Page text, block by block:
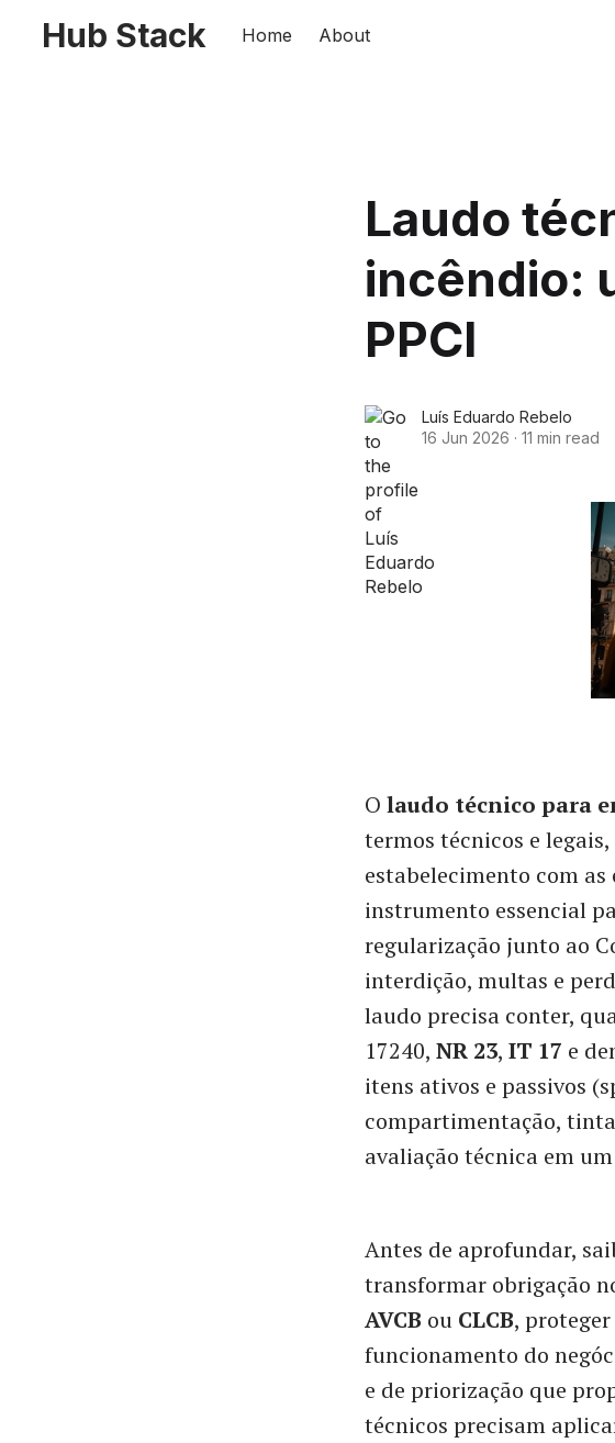
Hub Stack Home About
Laudo
incêndio:
PPCI
Luís Eduardo Rebelo
16 Jun 2026 · 11 min read
O laudo técnico para
termos técnicos e
estabelecimento com
instrumento essencial
regularização junto ao
interdição, multas e
laudo precisa conter,
17240, NR 23, IT 17 e
itens ativos e passivos
compartimentação,
avaliação técnica em
Antes de aprofundar,
transformar obrigação
AVCB ou CLCB,
funcionamento do
e de priorização que
técnicos precisam